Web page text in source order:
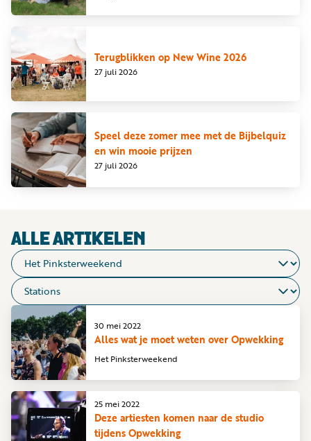
27 juli 2026
Terugblikken op New Wine 2026
27 juli 2026
Speel deze zomer mee met de Bijbelquiz
en win mooie prijzen
ALLE ARTIKELEN
Het Pinksterweekend
Alles wat je moet weten over Opwekking
30 mei 2022
Deze artiesten komen naar de studio
tijdens Opwekking
25 mei 2022
Info
Word
nu
vriend
Businessclub
Adverteren
Winkel
Privacy
reglement
Algemene
voorwaarden